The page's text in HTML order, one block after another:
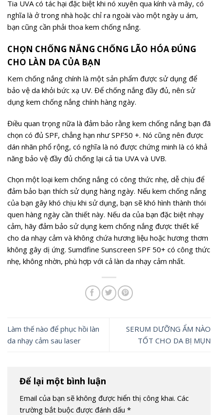
Tia UVA có tác hại đặc biệt khi nó xuyên qua kính và mây, có
nghĩa là ở trong nhà hoặc chỉ ra ngoài vào một ngày u ám,
bạn cũng cần phải thoa kem chống nắng.
CHỌN CHỐNG NẮNG CHỐNG LÃO HÓA ĐÚNG
CHO LÀN DA CỦA BẠN
Kem chống nắng chính là một sản phẩm được sử dụng để
bảo vệ da khỏi bức xạ UV. Để chống nắng đầy đủ, nên sử
dụng kem chống nắng chính hàng ngày.
Điều quan trọng nữa là đảm bảo rằng kem chống nắng bạn đã
chọn có đủ SPF, chẳng hạn như SPF50 +. Nó cũng nên được
dán nhãn phổ rộng, có nghĩa là nó được chứng minh là có khả
năng bảo vệ đầy đủ chống lại cả tia UVA và UVB.
Chọn một loại kem chống nắng có công thức nhẹ, dễ chịu để
đảm bảo bạn thích sử dụng hàng ngày. Nếu kem chống nắng
của bạn gây khó chịu khi sử dụng, bạn sẽ khó hình thành thói
quen hàng ngày cần thiết này. Nếu da của bạn đặc biệt nhạy
cảm, hãy đảm bảo sử dụng kem chống nắng được thiết kế
cho da nhạy cảm và không chứa hương liệu hoặc hương thơm
không gây dị ứng. Sumdfine Sunscreen SPF 50+ có công thức
nhẹ, không nhờn, phù hợp với cả làn da nhạy cảm nhất.
Làm thế nào để phục hồi làn
da nhạy cảm sau laser
SERUM DƯỠNG ẨM NÀO
TỐT CHO DA BỊ MỤN
Để lại một bình luận
Email của bạn sẽ không được hiển thị công khai. Các
trường bắt buộc được đánh dấu *